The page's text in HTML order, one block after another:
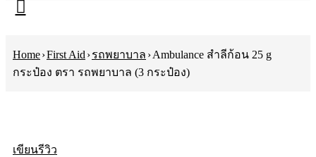
Home›First Aid›รถพยาบาล ›Ambulance สำลีก้อน 25 g
กระป๋อง ตรา รถพยาบาล (3 กระป๋อง)
เขียนรีวิว